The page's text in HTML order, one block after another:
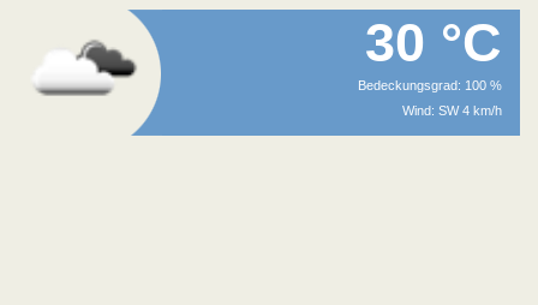
30 °C
Bedeckungsgrad: 100 %
Wind: SW 4 km/h